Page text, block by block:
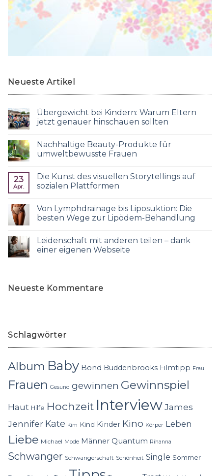
Neueste Artikel
Übergewicht bei Kindern: Warum Eltern
jetzt genauer hinschauen sollten
Nachhaltige Beauty-Produkte für
umweltbewusste Frauen
23
Apr.
Die Kunst des visuellen Storytellings auf
sozialen Plattformen
Von Lymphdrainage bis Liposuktion: Die
besten Wege zur Lipödem-Behandlung
Leidenschaft mit anderen teilen – dank
einer eigenen Webseite
Neueste Kommentare
Schlagwörter
Album Baby Bond Buddenbrooks Filmtipp Frau
Frauen Gesund gewinnen Gewinnspiel
Haut Hilfe Hochzeit InterviewJames
Jennifer Kate Kim Kind Kinder Kino Körper Leben
Liebe Michael Mode Männer Quantum Rihanna
Schwanger Schwangerschaft Schönheit Single Sommer